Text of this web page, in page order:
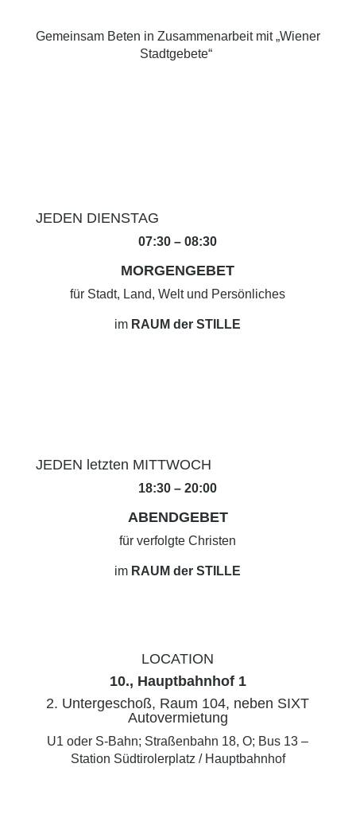
Gemeinsam Beten in Zusammenarbeit mit „Wiener
Stadtgebete“
JEDEN DIENSTAG
07:30 – 08:30
MORGENGEBET
für Stadt, Land, Welt und Persönliches
im RAUM der STILLE
JEDEN letzten MITTWOCH
18:30 – 20:00
ABENDGEBET
für verfolgte Christen
im RAUM der STILLE
LOCATION
10., Hauptbahnhof 1
2. Untergeschoß, Raum 104, neben SIXT
Autovermietung
U1 oder S-Bahn; Straßenbahn 18, O; Bus 13 –
Station Südtirolerplatz / Hauptbahnhof